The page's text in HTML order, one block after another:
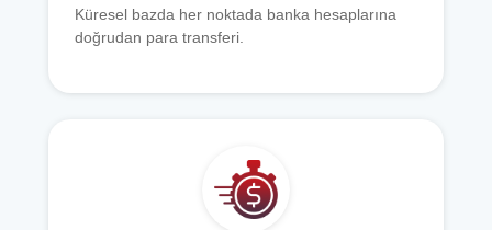
Küresel bazda her noktada banka hesaplarına
doğrudan para transferi.